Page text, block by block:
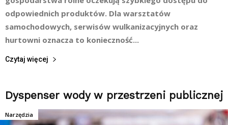
odpowiednich produktów. Dla warsztatów
samochodowych, serwisów wulkanizacyjnych oraz
hurtowni oznacza to konieczność...
Czytaj więcej
Dyspenser wody w przestrzeni publicznej
Narzędzia